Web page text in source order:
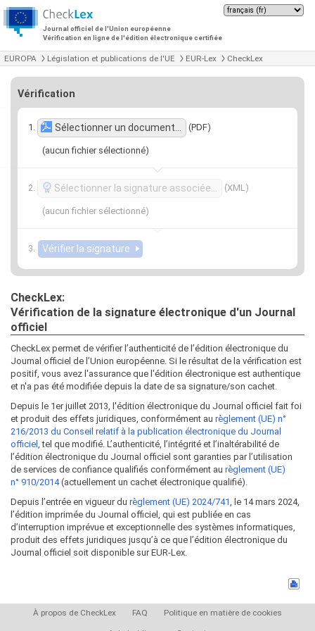
Journal officiel de l'Union européenne
Vérification en ligne de l'édition électronique certifiée
EUROPA Législation et publications de l'UE EUR-Lex CheckLex
Vérification
Sélectionner un document… (PDF)
(aucun fichier sélectionné)
Sélectionner la signature associée… (XML)
(aucun fichier sélectionné)
CheckLex:
Vérification de la signature électronique d'un Journal
officiel
CheckLex permet de vérifier l’authenticité de l’édition électronique du
Journal officiel de l’Union européenne. Si le résultat de la vérification est
positif, vous avez l'assurance que l'édition électronique est authentique
et n'a pas été modifiée depuis la date de sa signature/son cachet.
Depuis le 1er juillet 2013, l'édition électronique du Journal officiel fait foi
et produit des effets juridiques, conformément au règlement (UE) n°
216/2013 du Conseil relatif à la publication électronique du Journal
officiel , tel que modifié. L’authenticité, l’intégrité et l’inaltérabilité de
l’édition électronique du Journal officiel sont garanties par l’utilisation
de services de confiance qualifiés conformément au règlement (UE)
n° 910/2014(actuellement un cachet électronique qualifié).
Depuis l’entrée en vigueur du règlement (UE) 2024/741, le 14 mars 2024,
l’édition imprimée du Journal officiel, qui est publiée en cas
d’interruption imprévue et exceptionnelle des systèmes informatiques,
produit des effets juridiques jusqu’à ce que l’édition électronique du
Journal officiel soit disponible sur EUR-Lex.
À propos de CheckLex FAQ Politique en matière de cookies